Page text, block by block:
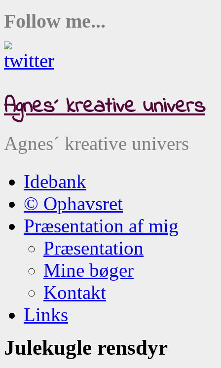
Follow me...
Agnes´ kreative univers
Agnes´ kreative univers
Idebank
© Ophavsret
Præsentation af mig
Præsentation
Mine bøger
Kontakt
Links
Julekugle rensdyr